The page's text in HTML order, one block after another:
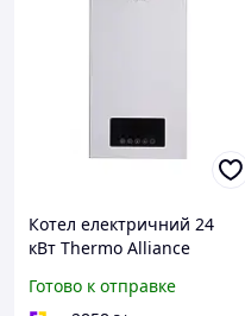
Котел електричний 24
кВт Thermo Alliance
Готово к отправке